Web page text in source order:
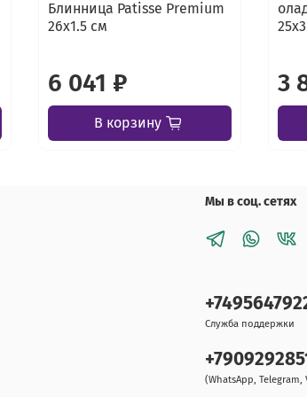
Блинница Patisse Premium
26х1.5 см
6 041 ₽
В корзину
3
Мы в соц. сетях
Служба поддержки
(WhatsApp, Telegram,